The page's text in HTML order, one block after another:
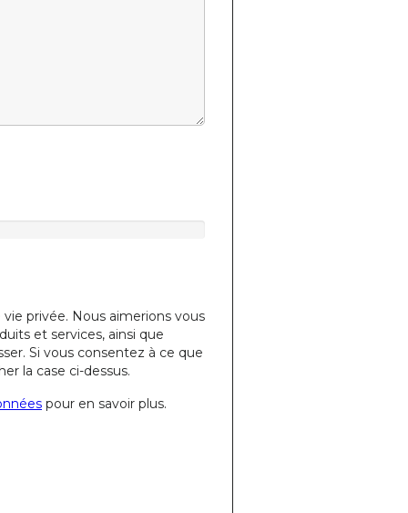
privée. Nous aimerions vous
et services, ainsi que
Si vous consentez à ce que
la case ci-dessus.
pour en savoir plus.